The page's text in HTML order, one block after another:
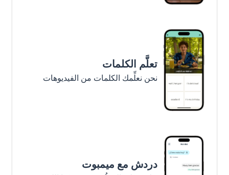
تعلَّم الكلمات
نحن نعلِّمك الكلمات من الفيديوهات
دردش مع ميمبوت